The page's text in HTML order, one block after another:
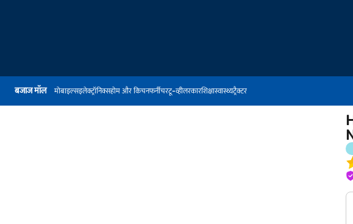
बजाज मॉल मोबाइल्सइलेक्ट्रॉनिक्सहोम और किचनफर्नीचरटू-व्हीलरकारशिक्षास्वास्थ्यट्रैक्टर